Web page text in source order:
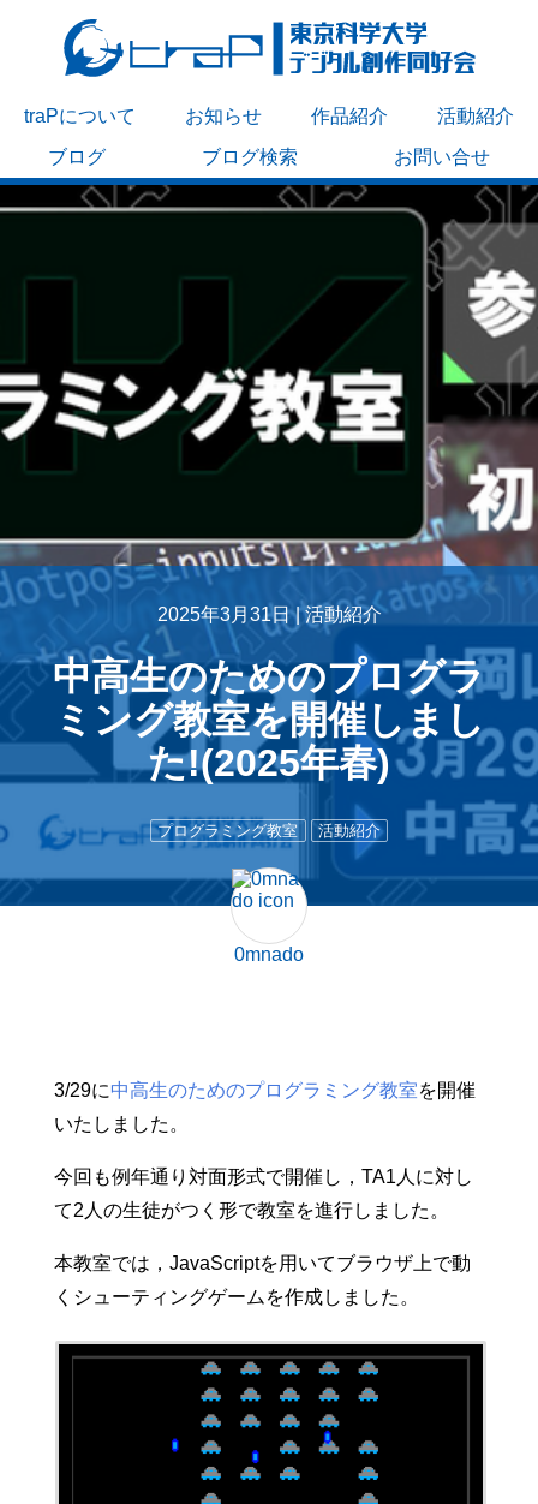
traPについて お知らせ 作品紹介
活動紹介
ブログ
ブログ検索 お問い合せ
2025年3月31日 |活動紹介
中高生のためのプログラ
ミング教室を開催しまし
た!(2025年春)
プログラミング教室 活動紹介
0mnado
3/29に中高生のためのプログラミング教室を開催
いたしました。
今回も例年通り対面形式で開催し，TA1人に対し
て2人の生徒がつく形で教室を進行しました。
本教室では，JavaScriptを用いてブラウザ上で動
くシューティングゲームを作成しました。